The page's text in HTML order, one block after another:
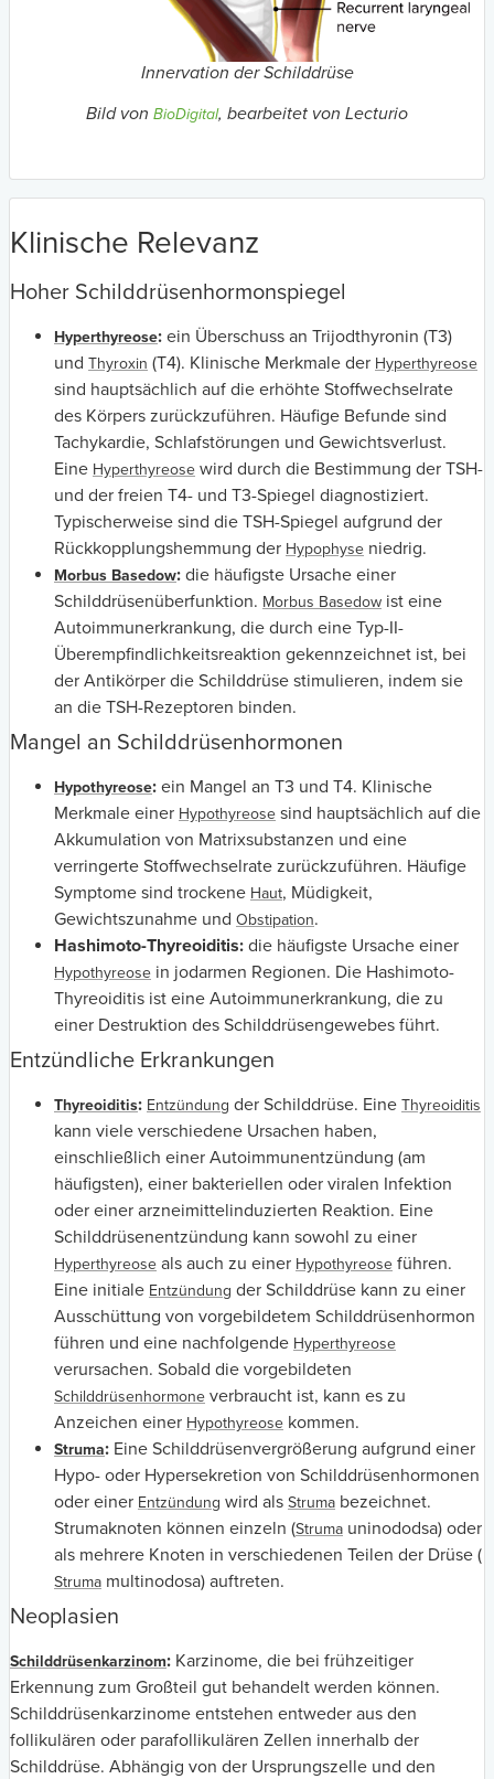
Innervation der Schilddrüse
Bild von BioDigital, bearbeitet von Lecturio
Klinische Relevanz
Hoher Schilddrüsenhormonspiegel
Hyperthyreose: ein Überschuss an Trijodthyronin (T3)
und Thyroxin (T4). Klinische Merkmale der Hyperthyreose
sind hauptsächlich auf die erhöhte Stoffwechselrate
des Körpers zurückzuführen. Häufige Befunde sind
Tachykardie, Schlafstörungen und Gewichtsverlust.
Eine Hyperthyreose wird durch die Bestimmung der TSH-
und der freien T4- und T3-Spiegel diagnostiziert.
Typischerweise sind die TSH-Spiegel aufgrund der
Rückkopplungshemmung der Hypophyse niedrig.
Morbus Basedow: die häufigste Ursache einer
Schilddrüsenüberfunktion. Morbus Basedow ist eine
Autoimmunerkrankung, die durch eine Typ-II-
Überempfindlichkeitsreaktion gekennzeichnet ist, bei
der Antikörper die Schilddrüse stimulieren, indem sie
an die TSH-Rezeptoren binden.
Mangel an Schilddrüsenhormonen
Hypothyreose: ein Mangel an T3 und T4. Klinische
Merkmale einer Hypothyreose sind hauptsächlich auf die
Akkumulation von Matrixsubstanzen und eine
verringerte Stoffwechselrate zurückzuführen. Häufige
Symptome sind trockene Haut, Müdigkeit,
Gewichtszunahme und Obstipation.
Hashimoto-Thyreoiditis: die häufigste Ursache einer
Hypothyreose in jodarmen Regionen. Die Hashimoto-
Thyreoiditis ist eine Autoimmunerkrankung, die zu
einer Destruktion des Schilddrüsengewebes führt.
Entzündliche Erkrankungen
Thyreoiditis: Entzündung der Schilddrüse. Eine Thyreoiditis
kann viele verschiedene Ursachen haben,
einschließlich einer Autoimmunentzündung (am
häufigsten), einer bakteriellen oder viralen Infektion
oder einer arzneimittelinduzierten Reaktion. Eine
Schilddrüsenentzündung kann sowohl zu einer
Hyperthyreose als auch zu einer Hypothyreose führen.
Eine initiale Entzündung der Schilddrüse kann zu einer
Ausschüttung von vorgebildetem Schilddrüsenhormon
führen und eine nachfolgende Hyperthyreose
verursachen. Sobald die vorgebildeten
Schilddrüsenhormone verbraucht ist, kann es zu
Anzeichen einer Hypothyreose kommen.
Struma: Eine Schilddrüsenvergrößerung aufgrund einer
Hypo- oder Hypersekretion von Schilddrüsenhormonen
oder einer Entzündung wird als Struma bezeichnet.
Strumaknoten können einzeln (Struma uninododsa) oder
als mehrere Knoten in verschiedenen Teilen der Drüse (
Struma multinodosa) auftreten.
Neoplasien
Schilddrüsenkarzinom: Karzinome, die bei frühzeitiger
Erkennung zum Großteil gut behandelt werden können.
Schilddrüsenkarzinome entstehen entweder aus den
follikulären oder parafollikulären Zellen innerhalb der
Schilddrüse. Abhängig von der Ursprungszelle und den